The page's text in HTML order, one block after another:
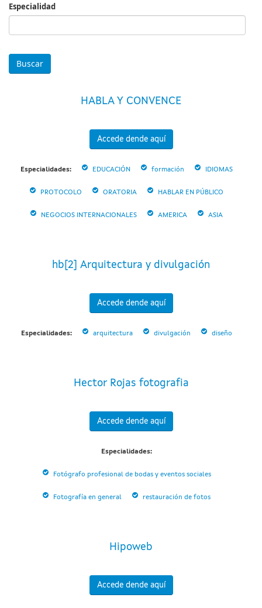
Especialidad
HABLA Y CONVENCE
Accede dende aquí
Especialidades: EDUCACIÓN formación IDIOMAS
PROTOCOLO ORATORIA HABLAR EN PÚBLICO
NEGOCIOS INTERNACIONALES AMERICA ASIA
hb[2] Arquitectura y divulgación
Accede dende aquí
Especialidades: arquitectura divulgación diseño
Hector Rojas fotografia
Accede dende aquí
Especialidades:
Fotógrafo profesional de bodas y eventos sociales
Fotografía en general restauración de fotos
Hipoweb
Accede dende aquí